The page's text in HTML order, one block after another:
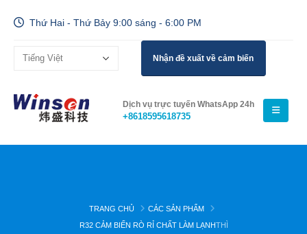
Thứ Hai - Thứ Bảy 9:00 sáng - 6:00 PM
Nhận đề xuất về cảm biến
Dịch vụ trực tuyến WhatsApp 24h
+8618595618735
TRANG CHỦ
CÁC SẢN PHẨM
R32 CẢM BIẾN RÒ RỈ CHẤT LÀM LẠNHTHÌ